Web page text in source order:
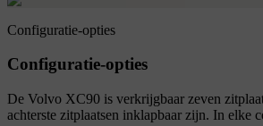
Configuratie-opties
Configuratie-opties
De Volvo XC90 is verkrijgbaar zeven
achterste zitplaatsen inklapbaar zijn. In elke